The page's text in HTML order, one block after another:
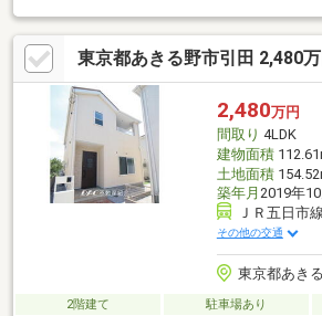
東京都あきる野市引田 2,480
2,480万円
間取り 4LDK
建物面積
土地面積
築年月 2019年
ＪＲ五日市
その他の交通
東京都あき
2階建て 駐車場あり